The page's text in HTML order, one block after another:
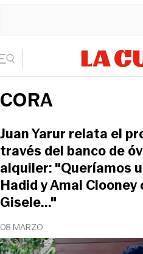
CORA
08 MARZO
Juan Yarur relata el
través del banco de
alquiler: "Queríamos
Hadid y Amal Clooney
Gisele..."